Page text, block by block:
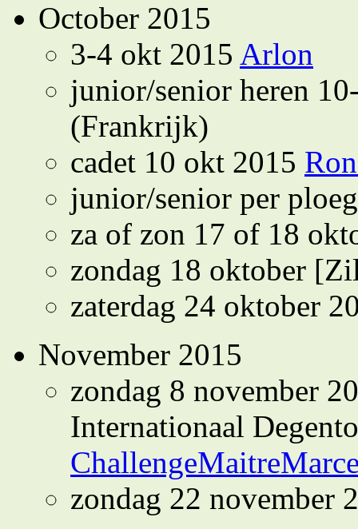
October 2015
3-4 okt 2015 Arlon
junior/senior heren
(Frankrijk)
cadet 10 okt 2015
junior/senior per
za of zon 17 of 18
zondag 18 oktober
zaterdag 24 oktober
November 2015
zondag 8 november
Internationaal
zondag 22 november